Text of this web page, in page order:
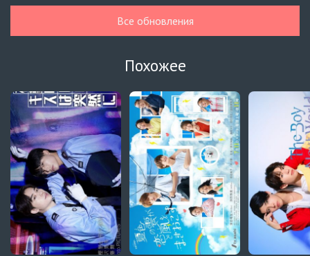
Навечно влюблённые5 серия
AniDUB
Навечно влюблённые
6 серия
UAFLIX (украинский)
Навечно влюблённые 5 серия
UAFLIX (украинский)
Навечно влюблённые 4 серия
UAFLIX (украинский)
Все обновления
Похожее